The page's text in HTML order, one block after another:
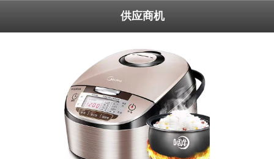
供应商机